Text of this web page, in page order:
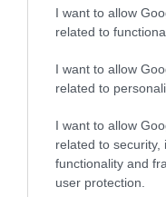
I want to allow
related to
I want to allow
related to
I want to allow
related to security,
functionality and
user protection.